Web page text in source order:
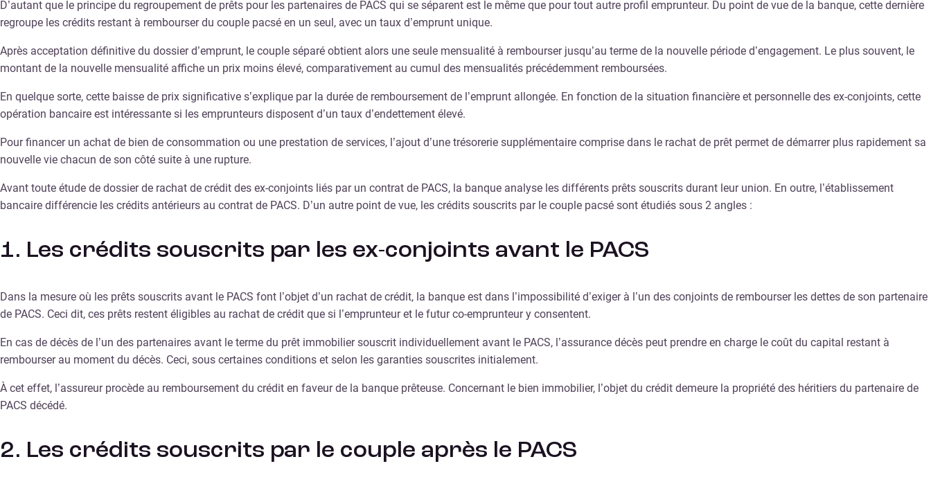
D’autant que le principe du regroupement de prêts pour les partenaires de PACS qui se séparent est le même que pour tout autre profil emprunteur. Du point de vue de la banque, cette dernière
regroupe les crédits restant à rembourser du couple pacsé en un seul, avec un taux d’emprunt unique.
Après acceptation définitive du dossier d’emprunt, le couple séparé obtient alors une seule mensualité à rembourser jusqu’au terme de la nouvelle période d’engagement. Le plus souvent, le
montant de la nouvelle mensualité affiche un prix moins élevé, comparativement au cumul des mensualités précédemment remboursées.
En quelque sorte, cette baisse de prix significative s’explique par la durée de remboursement de l’emprunt allongée. En fonction de la situation financière et personnelle des ex-conjoints, cette
opération bancaire est intéressante si les emprunteurs disposent d’un taux d’endettement élevé.
Pour financer un achat de bien de consommation ou une prestation de services, l’ajout d’une trésorerie supplémentaire comprise dans le rachat de prêt permet de démarrer plus rapidement sa
nouvelle vie chacun de son côté suite à une rupture.
Avant toute étude de dossier de rachat de crédit des ex-conjoints liés par un contrat de PACS, la banque analyse les différents prêts souscrits durant leur union. En outre, l’établissement
bancaire différencie les crédits antérieurs au contrat de PACS. D’un autre point de vue, les crédits souscrits par le couple pacsé sont étudiés sous 2 angles :
1. Les crédits souscrits par les ex-conjoints avant le PACS
Dans la mesure où les prêts souscrits avant le PACS font l’objet d’un rachat de crédit, la banque est dans l’impossibilité d’exiger à l’un des conjoints de rembourser les dettes de son partenaire
de PACS. Ceci dit, ces prêts restent éligibles au rachat de crédit que si l’emprunteur et le futur co-emprunteur y consentent.
En cas de décès de l’un des partenaires avant le terme du prêt immobilier souscrit individuellement avant le PACS, l’assurance décès peut prendre en charge le coût du capital restant à
rembourser au moment du décès. Ceci, sous certaines conditions et selon les garanties souscrites initialement.
À cet effet, l’assureur procède au remboursement du crédit en faveur de la banque prêteuse. Concernant le bien immobilier, l’objet du crédit demeure la propriété des héritiers du partenaire de
PACS décédé.
2. Les crédits souscrits par le couple après le PACS